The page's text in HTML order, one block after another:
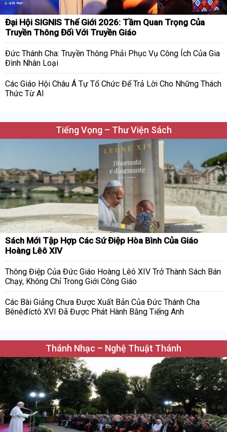
Đại Hội SIGNIS Thế Giới 2026: Tầm Quan Trọng Của
Truyền Thông Đối Với Truyền Giáo
Đức Thánh Cha: Truyền Thông Phải Phục Vụ Công Ích Của Gia
Đình Nhân Loại
Các Giáo Hội Châu Á Tự Tổ Chức Để Trả Lời Cho Những Thách
Thức Từ AI
Tiếng Vọng – Thư Viện Sách
Sách Mới Tập Hợp Các Sứ Điệp Hòa Bình Của Giáo
Hoàng Lêô XIV
Thông Điệp Của Đức Giáo Hoàng Lêô XIV Trở Thành Sách Bán
Chạy, Không Chỉ Trong Giới Công Giáo
Các Bài Giảng Chưa Được Xuất Bản Của Đức Thánh Cha
Bênêđíctô XVI Đã Được Phát Hành Bằng Tiếng Anh
Thánh Nhạc – Nghệ Thuật Thánh